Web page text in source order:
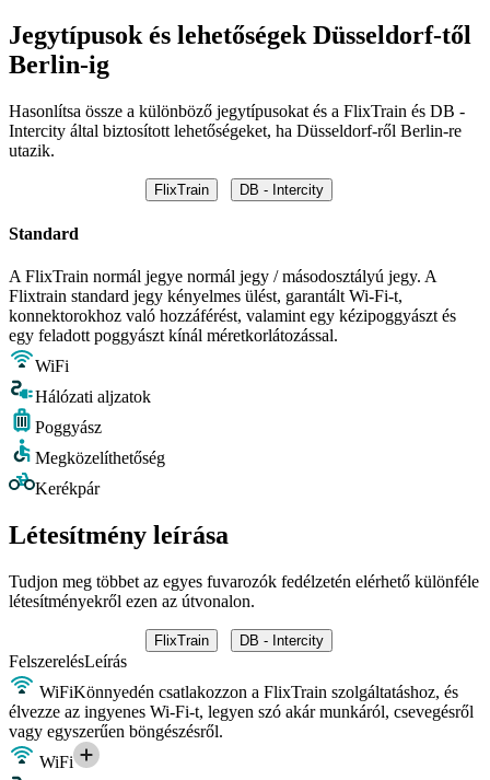
Jegytípusok és lehetőségek Düsseldorf-től
Berlin-ig
Hasonlítsa össze a különböző jegytípusokat és a FlixTrain és DB -
Intercity által biztosított lehetőségeket, ha Düsseldorf-ről Berlin-re
utazik.
FlixTrain DB - Intercity
Standard
A FlixTrain normál jegye normál jegy / másodosztályú jegy. A
Flixtrain standard jegy kényelmes ülést, garantált Wi-Fi-t,
konnektorokhoz való hozzáférést, valamint egy kézipoggyászt és
egy feladott poggyászt kínál méretkorlátozással.
WiFi
Hálózati aljzatok
Poggyász
Megközelíthetőség
Kerékpár
Létesítmény leírása
Tudjon meg többet az egyes fuvarozók fedélzetén elérhető különféle
létesítményekről ezen az útvonalon.
FlixTrain DB - Intercity
FelszerelésLeírás
WiFiKönnyedén csatlakozzon a FlixTrain szolgáltatáshoz, és
élvezze az ingyenes Wi-Fi-t, legyen szó akár munkáról, csevegésről
vagy egyszerűen böngészésről.
WiFi